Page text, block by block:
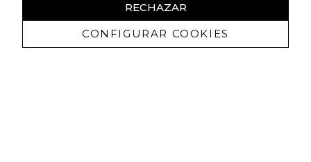
RECHAZAR
CONFIGURAR COOKIES